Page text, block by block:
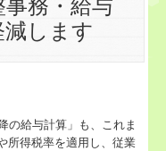
務・給与
します
の給与計算」も、これま
所得税率を適用し、従業